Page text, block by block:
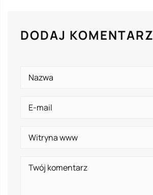
DODAJ KOMENTARZ